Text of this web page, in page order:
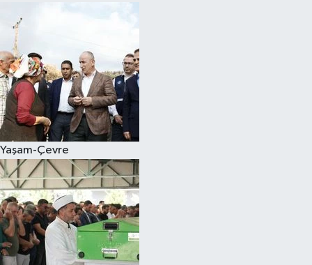
Yaşam-Çevre
Kültür Sanat
Sağlık
Siyaset
Teknoloji
Televizyon
Yaşam-Çevre